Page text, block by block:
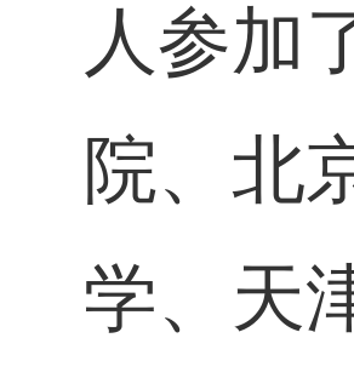
人参加
院、北
学、天